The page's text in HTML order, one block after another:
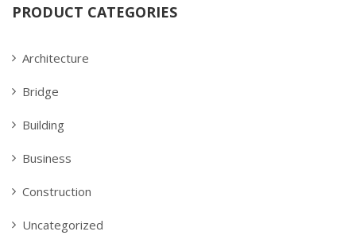
PRODUCT CATEGORIES
Architecture
Bridge
Building
Business
Construction
Uncategorized